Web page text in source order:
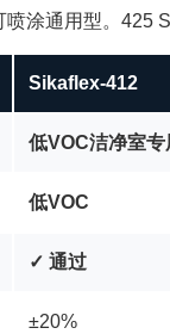
涂通用型。425
Sikaflex-412
低VOC洁净室专
低VOC
✓ 通过
±20%